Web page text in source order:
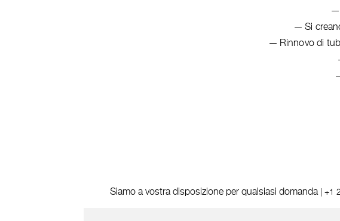
Si
Rinnovo di
Siamo a vostra disposizione per qualsiasi domanda | +1